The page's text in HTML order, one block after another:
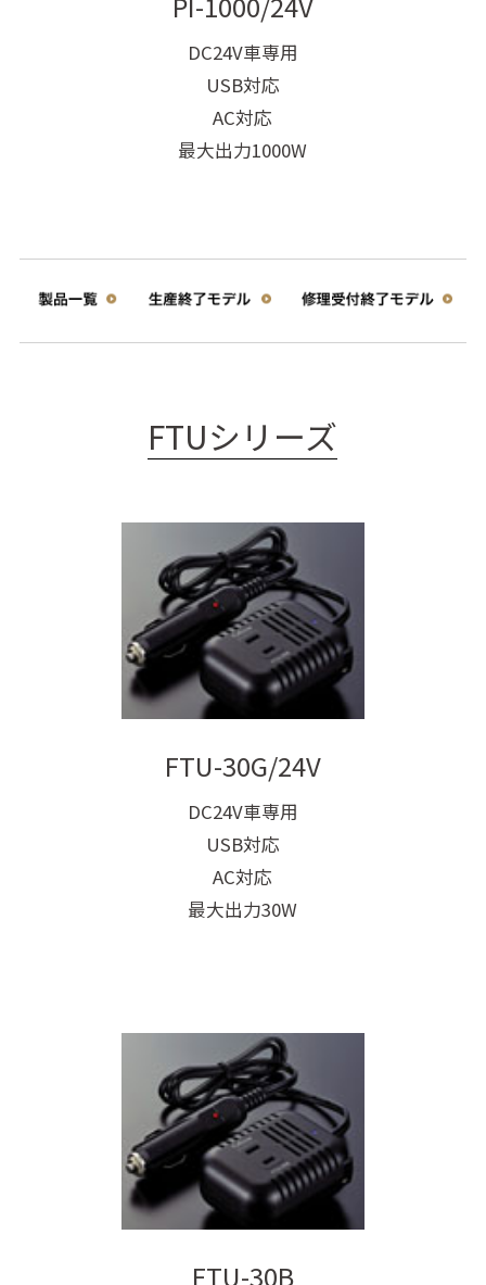
DC24V車専用
USB対応
AC対応
最大出力1000W
FTUシリーズ
FTU-30G/24V
DC24V車専用
USB対応
AC対応
最大出力30W
FTU-30B